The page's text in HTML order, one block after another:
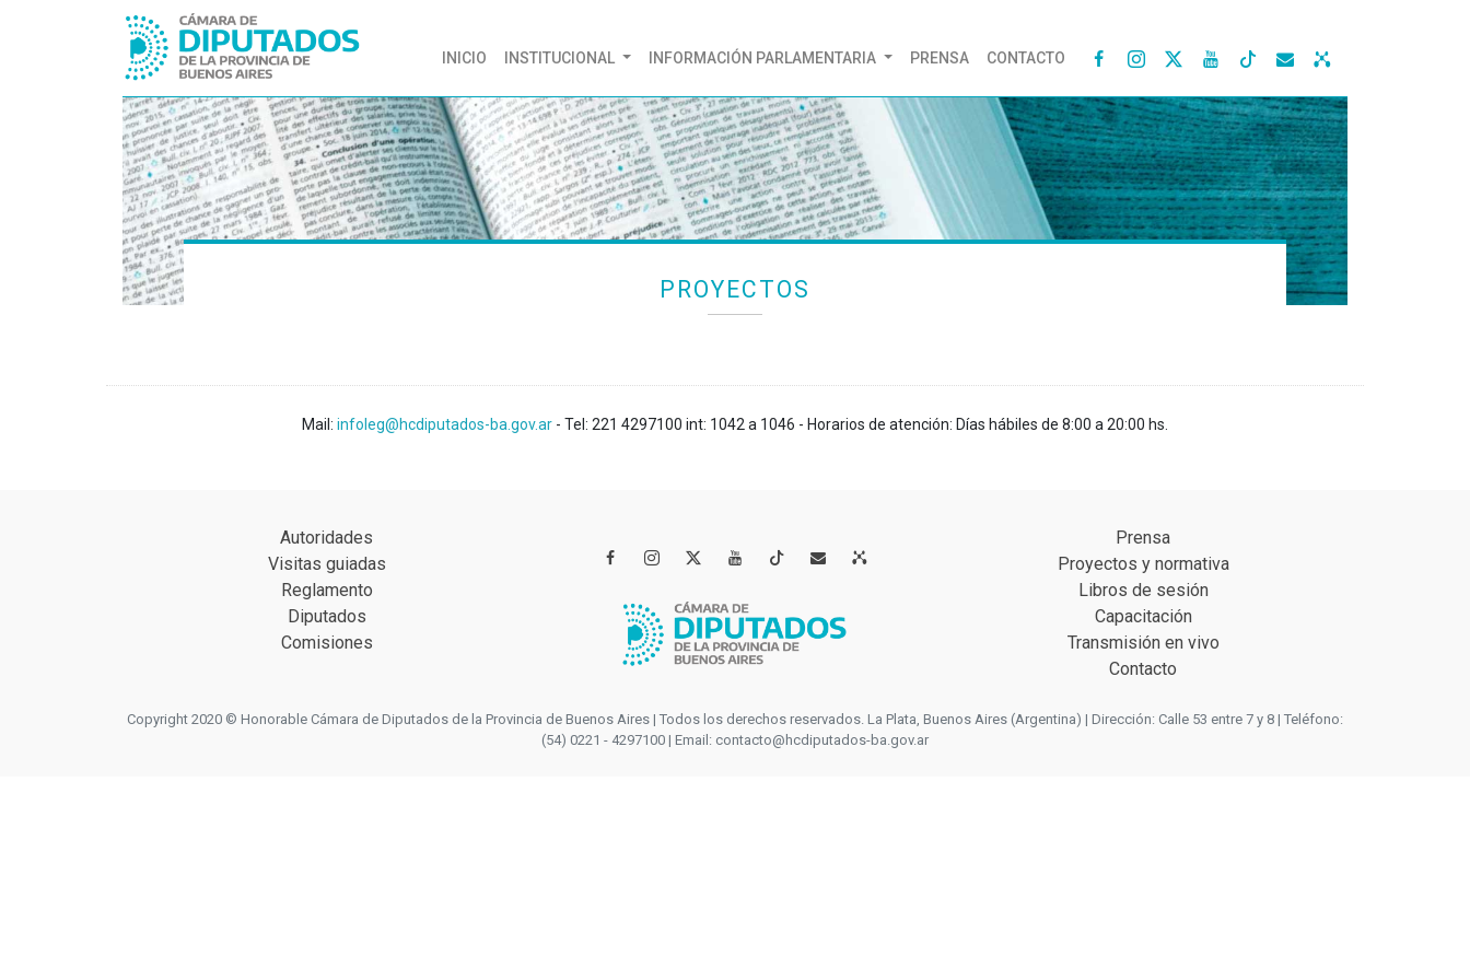
INICIO (CURRENT)
INSTITUCIONAL INFORMACIÓN PARLAMENTARIA PRENSA CONTACTO    
PROYECTOS
Mail: infoleg@hcdiputados-ba.gov.ar - Tel: 221 4297100 int: 1042 a 1046 - Horarios de atención: Días hábiles de 8:00 a 20:00 hs.
Autoridades
Visitas guiadas
Reglamento
Diputados
Comisiones
   
Prensa
Proyectos y normativa
Libros de sesión
Capacitación
Transmisión en vivo
Contacto
Copyright 2020 © Honorable Cámara de Diputados de la Provincia de Buenos Aires | Todos los derechos reservados. La Plata, Buenos Aires (Argentina) | Dirección: Calle 53 entre 7 y 8 | Teléfono:
(54) 0221 - 4297100 | Email: contacto@hcdiputados-ba.gov.ar